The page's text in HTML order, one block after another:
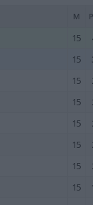
M
15
15
15
15
15
15
15
15